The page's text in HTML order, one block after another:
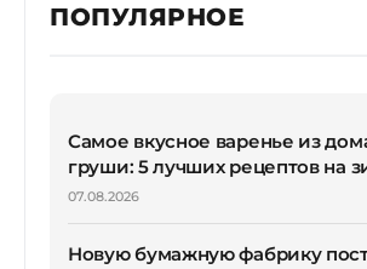
ПОПУЛЯРНОЕ
Самое вкусное варенье из
груши: 5 лучших рецептов на
07.08.2026
Новую бумажную фабрику